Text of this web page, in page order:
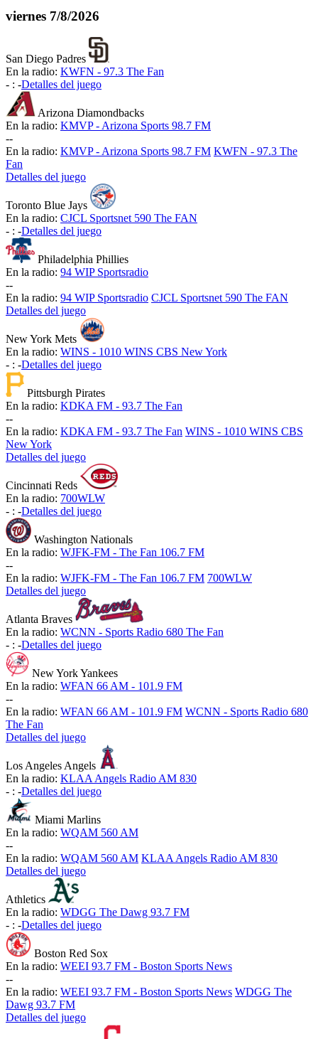
viernes 7/8/2026
San Diego Padres
En la radio: KWFN - 97.3 The Fan
- : -Detalles del juego
Arizona Diamondbacks
En la radio: KMVP - Arizona Sports 98.7 FM
--
En la radio: KMVP - Arizona Sports 98.7 FM KWFN - 97.3 The
Fan
Detalles del juego
Toronto Blue Jays
En la radio: CJCL Sportsnet 590 The FAN
- : -Detalles del juego
Philadelphia Phillies
En la radio: 94 WIP Sportsradio
--
En la radio: 94 WIP Sportsradio CJCL Sportsnet 590 The FAN
Detalles del juego
New York Mets
En la radio: WINS - 1010 WINS CBS New York
- : -Detalles del juego
Pittsburgh Pirates
En la radio: KDKA FM - 93.7 The Fan
--
En la radio: KDKA FM - 93.7 The Fan WINS - 1010 WINS CBS
New York
Detalles del juego
Cincinnati Reds
En la radio: 700WLW
- : -Detalles del juego
Washington Nationals
En la radio: WJFK-FM - The Fan 106.7 FM
--
En la radio: WJFK-FM - The Fan 106.7 FM 700WLW
Detalles del juego
Atlanta Braves
En la radio: WCNN - Sports Radio 680 The Fan
- : -Detalles del juego
New York Yankees
En la radio: WFAN 66 AM - 101.9 FM
--
En la radio: WFAN 66 AM - 101.9 FM WCNN - Sports Radio 680
The Fan
Detalles del juego
Los Angeles Angels
En la radio: KLAA Angels Radio AM 830
- : -Detalles del juego
Miami Marlins
En la radio: WQAM 560 AM
--
En la radio: WQAM 560 AM KLAA Angels Radio AM 830
Detalles del juego
Athletics
En la radio: WDGG The Dawg 93.7 FM
- : -Detalles del juego
Boston Red Sox
En la radio: WEEI 93.7 FM - Boston Sports News
--
En la radio: WEEI 93.7 FM - Boston Sports News WDGG The
Dawg 93.7 FM
Detalles del juego